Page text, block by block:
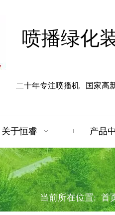
喷播绿化
二十年专注喷播机 国家高
关于恒睿 产品
当前所在位置: 首